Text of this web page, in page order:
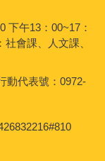
下午13：00~17：
會課、人文課、
動代表號：0972-